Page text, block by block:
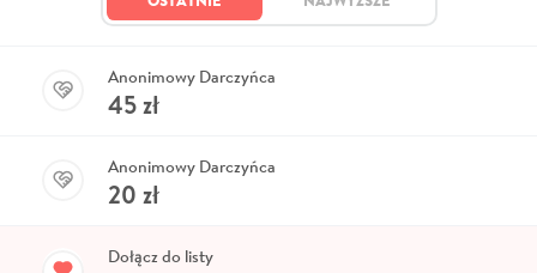
Anonimowy Darczyńca
45zł
Anonimowy Darczyńca
20 zł
Dołącz do listy